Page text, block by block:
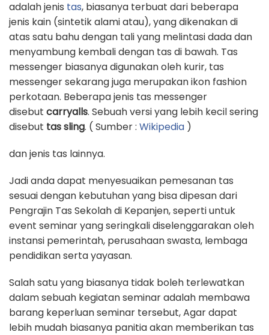
adalah jenis tas, biasanya terbuat dari beberapa
jenis kain (sintetik alami atau), yang dikenakan di
atas satu bahu dengan tali yang melintasi dada dan
menyambung kembali dengan tas di bawah. Tas
messenger biasanya digunakan oleh kurir, tas
messenger sekarang juga merupakan ikon fashion
perkotaan. Beberapa jenis tas messenger
disebut carryalls. Sebuah versi yang lebih kecil sering
disebut tas sling. ( Sumber : Wikipedia )
dan jenis tas lainnya.
Jadi anda dapat menyesuaikan pemesanan tas
sesuai dengan kebutuhan yang bisa dipesan dari
Pengrajin Tas Sekolah di Kepanjen, seperti untuk
event seminar yang seringkali diselenggarakan oleh
instansi pemerintah, perusahaan swasta, lembaga
pendidikan serta yayasan.
Salah satu yang biasanya tidak boleh terlewatkan
dalam sebuah kegiatan seminar adalah membawa
barang keperluan seminar tersebut, Agar dapat
lebih mudah biasanya panitia akan memberikan tas